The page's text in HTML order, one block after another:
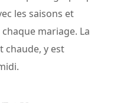
les saisons et
mariage. La
chaude, y est